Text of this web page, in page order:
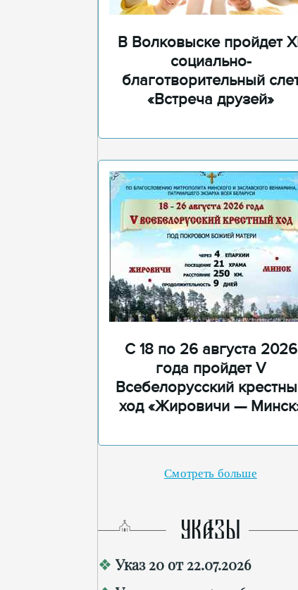
В Волковыске пройдет
социально-
благотворительный
«Встреча друзей»
С 18 по 26 августа 2026
года пройдет V
Всебелорусский
ход «Жировичи —
Смотреть больше
УКАЗЫ
Указ 20 от 22.07.2026